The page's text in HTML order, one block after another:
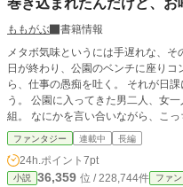
た。 神々達も魔王を倒してくれる者達の選考は、疎かにはし
ていない。 勇者
士の瑛夜が呼び
算的部分があっ
なく、刀工であ
場という意味で
師匠から認めら
たかったが、そ
れる様な武器を
巻き込まれたんだけど、お
ももがぶ
書籍情報
メタボ気味というには手遅れな、
日が終わり、公園のベンチに座り
ら、仕事の愚痴を吐く。 それが日
う。 公園に入ってきた男二人、女一人の近くの高校の制服を着た男女の三人
組。 なにかを言い合いながら、こっちへと近付
なんかごめんだぞと思っていたが、
へ〜綺麗だなとか思っていたら、座っ
やばいとベンチの上に立つと、いつ
た。 彼らが光に包まれると同時にこの場から姿を消す。 「マジか……」 そう思
ファンタジー 連載中 長編
24h.ポイント 7pt
小説 36,359 位 / 228,744件 ファ